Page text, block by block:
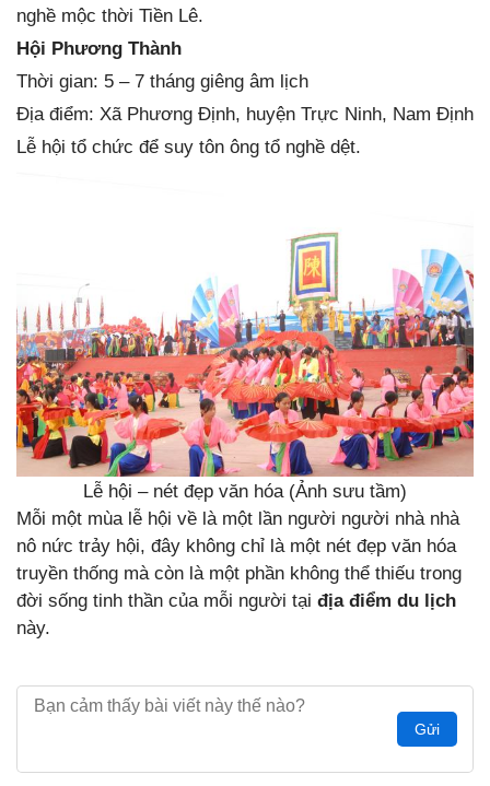
nghề mộc thời Tiền Lê.
Hội Phương Thành
Thời gian: 5 – 7 tháng giêng âm lịch
Địa điểm: Xã Phương Định, huyện Trực Ninh, Nam Định
Lễ hội tổ chức để suy tôn ông tổ nghề dệt.
Lễ hội – nét đẹp văn hóa (Ảnh sưu tầm)
Mỗi một mùa lễ hội về là một lần người người nhà nhà
nô nức trảy hội, đây không chỉ là một nét đẹp văn hóa
truyền thống mà còn là một phần không thể thiếu trong
đời sống tinh thần của mỗi người tại địa điểm du lịch
này.
Gửi